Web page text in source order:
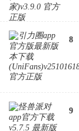
8
9